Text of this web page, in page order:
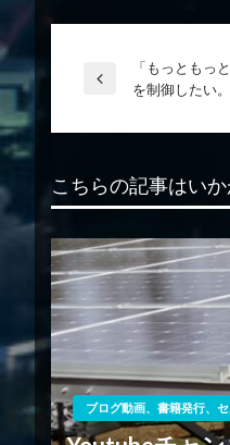
投
稿
ナ
ビ
ゲ
ー
投
「もっともっ
を制御したい。
こちらの記事はい
ブログ動画、書籍発行、